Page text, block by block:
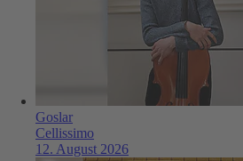
Goslar
Cellissimo
12. August 2026